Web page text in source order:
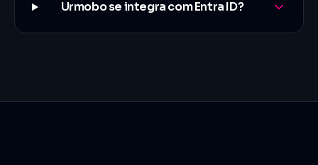
Urmobo se integra com Entra ID?